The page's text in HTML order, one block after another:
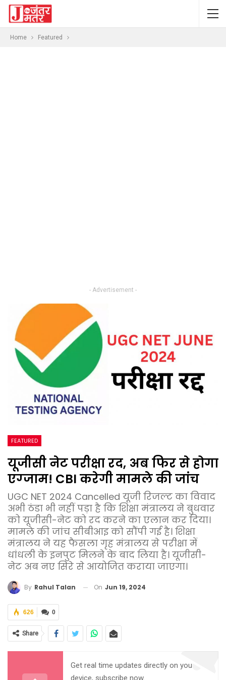
Home Featured
- Advertisement -
FEATURED
यूजीसी नेट परीक्षा रद, अब फिर से होगा
एग्‍जाम! CBI करेगी मामले की जांच
UGC NET 2024 Cancelled यूजी रिजल्ट का विवाद
अभी ठंडा भी नहीं पड़ा है कि शिक्षा मंत्रालय ने बुधवार
को यूजीसी-नेट को रद करने का एलान कर दिया।
मामले की जांच सीबीआइ को सौंपी गई है। शिक्षा
मंत्रालय ने यह फैसला गृह मंत्रालय से परीक्षा में
धांधली के इनपुट मिलने के बाद लिया है। यूजीसी-
नेट अब नए सिरे से आयोजित कराया जाएगा।
By Rahul Talan On Jun 19, 2024
0
626
Share
Get real time updates directly on you
device, subscribe now.